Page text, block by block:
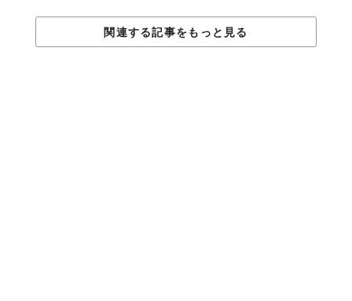
関連する記事をもっと見る